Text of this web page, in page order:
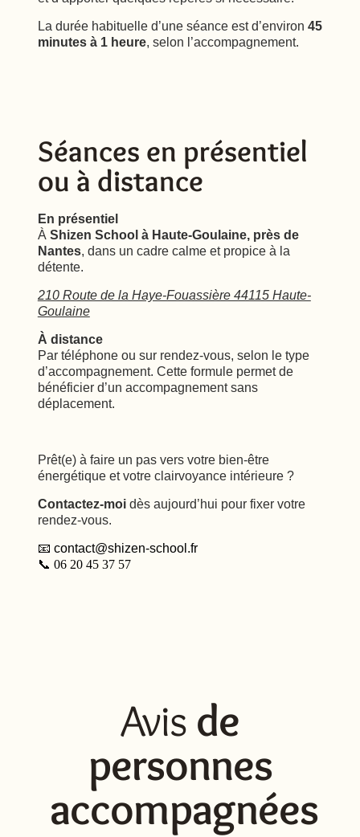
La durée habituelle d’une séance est d’environ 45
minutes à 1 heure, selon l’accompagnement.
Séances en présentiel
ou à distance
En présentiel
À Shizen School à Haute-Goulaine, près de
Nantes, dans un cadre calme et propice à la
détente.
210 Route de la Haye-Fouassière 44115 Haute-
Goulaine
À distance
Par téléphone ou sur rendez-vous, selon le type
d’accompagnement. Cette formule permet de
bénéficier d’un accompagnement sans
déplacement.
Prêt(e) à faire un pas vers votre bien-être
énergétique et votre clairvoyance intérieure ?
Contactez-moidès aujourd’hui pour fixer votre
rendez-vous.
📧 contact@shizen-school.fr
📞 06 20 45 37 57
Avis de
personnes
accompagnées